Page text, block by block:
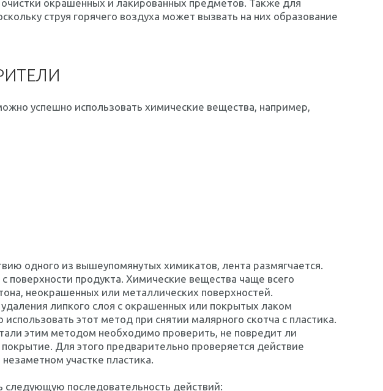
окрашенных и лакированных предметов. Также для
струя горячего воздуха может вызвать на них образование
успешно использовать химические вещества, например,
одного из вышеупомянутых химикатов, лента размягчается.
поверхности продукта. Химические вещества чаще всего
неокрашенных или металлических поверхностей.
липкого слоя с окрашенных или покрытых лаком
этот метод при снятии малярного скотча с пластика.
этим методом необходимо проверить, не повредит ли
Для этого предварительно проверяется действие
участке пластика.
последовательность действий: